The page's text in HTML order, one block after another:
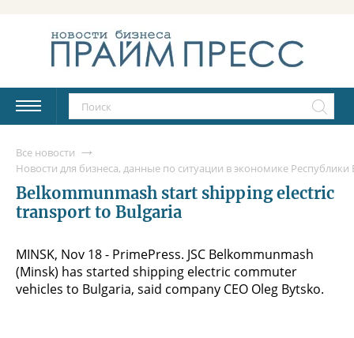
Все новости
Новости для бизнеса, данные по ситуации в экономике
Belkommunmash start shipping electric
transport to Bulgaria
MINSK, Nov 18 - PrimePress. JSC Belkommunmash
(Minsk) has started shipping electric commuter
vehicles to Bulgaria, said company CEO Oleg Bytsko.